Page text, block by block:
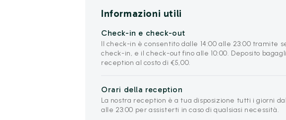
Informazioni utili
Check-in e check-out
Il check-in è consentito dalle 14:00 alle 23:00 tramite
check-in, e il check-out fino alle 10:00. Deposito
reception al costo di €5,00.
Orari della reception
La nostra reception è a tua disposizione tutti i giorni
alle 23:00 per assisterti in caso di qualsiasi necessità.